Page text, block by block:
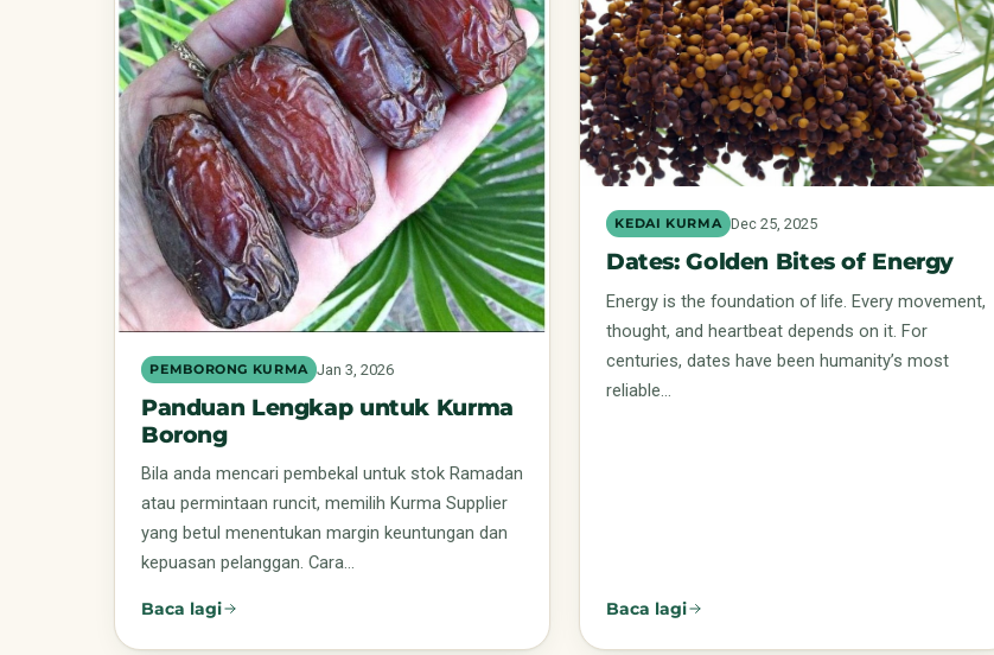
PEMBORONG KURMA Jan 3, 2026
Panduan Lengkap untuk Kurma
Borong
Bila anda mencari pembekal untuk stok Ramadan
atau permintaan runcit, memilih Kurma Supplier
yang betul menentukan margin keuntungan dan
kepuasan pelanggan. Cara…
Baca lagi
KEDAI KURMA Dec 25, 2025
Dates: Golden Bites of Energy
Energy is the foundation of life. Every movement,
thought, and heartbeat depends on it. For
centuries, dates have been humanity’s most
reliable…
Baca lagi